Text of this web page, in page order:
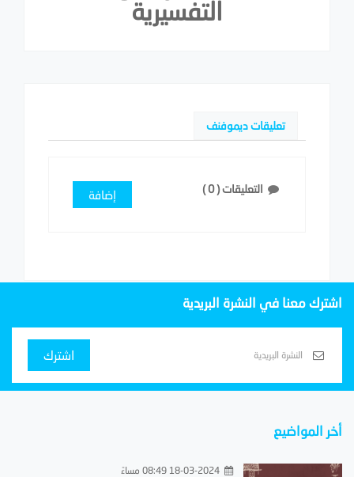
التفسيرية
تعليقات ديموفنف
التعليقات (0
) إضافة
اشترك معنا في النشرة البريدية
اشترك
أخر المواضيع
18-03-2024 08:49 مساءً